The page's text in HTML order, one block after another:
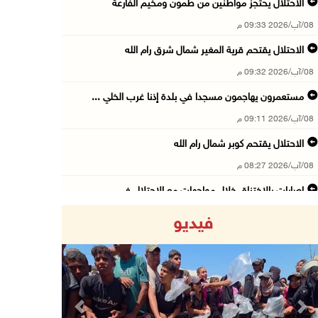
الاحتلال يحتجز مواطنين من طمون ومخيم الفارعة
08/آب/2026 09:33 م
الاحتلال يقتحم قرية المغير شمال شرق رام الله
08/آب/2026 09:32 م
مستعمرون يهاجمون مسجدا في بلدة إذنا غرب الخلي ...
08/آب/2026 09:11 م
الاحتلال يقتحم كوبر شمال رام الله
08/آب/2026 08:27 م
إصابات بالاختناق خلال مواجهات مع الاحتلال في ...
08/آب/2026 07:56 م
مستعمرون يهاجمون قرية أبو فلاح
08/آب/2026 07:07 م
فيديو
Previous Next